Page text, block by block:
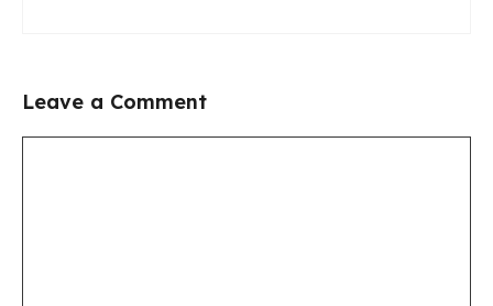
Leave a Comment